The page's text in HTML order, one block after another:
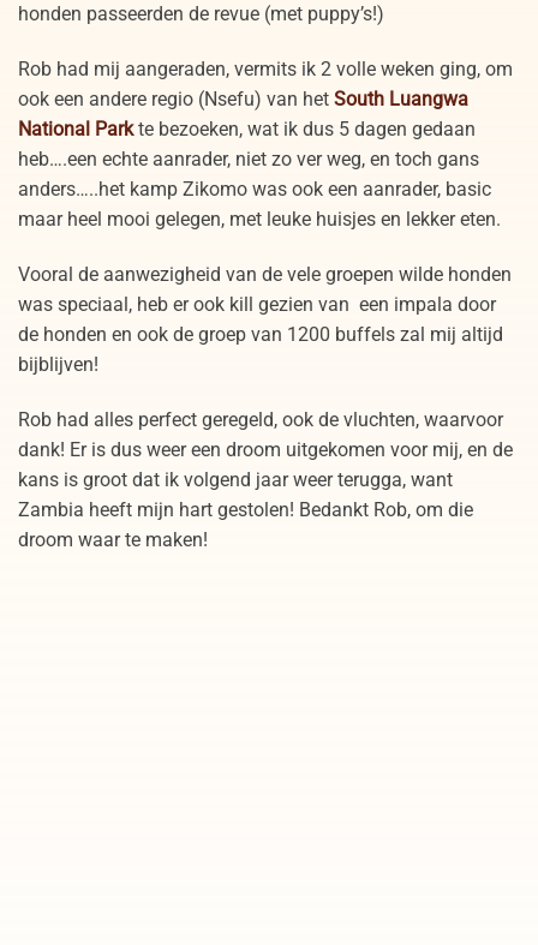
honden passeerden de revue (met puppy’s!)
Rob had mij aangeraden, vermits ik 2 volle weken ging, om
ook een andere regio (Nsefu) van het South Luangwa
National Park te bezoeken, wat ik dus 5 dagen gedaan
heb….een echte aanrader, niet zo ver weg, en toch gans
anders…..het kamp Zikomo was ook een aanrader, basic
maar heel mooi gelegen, met leuke huisjes en lekker eten.
Vooral de aanwezigheid van de vele groepen wilde honden
was speciaal, heb er ook kill gezien van een impala door
de honden en ook de groep van 1200 buffels zal mij altijd
bijblijven!
Rob had alles perfect geregeld, ook de vluchten, waarvoor
dank! Er is dus weer een droom uitgekomen voor mij, en de
kans is groot dat ik volgend jaar weer terugga, want
Zambia heeft mijn hart gestolen! Bedankt Rob, om die
droom waar te maken!